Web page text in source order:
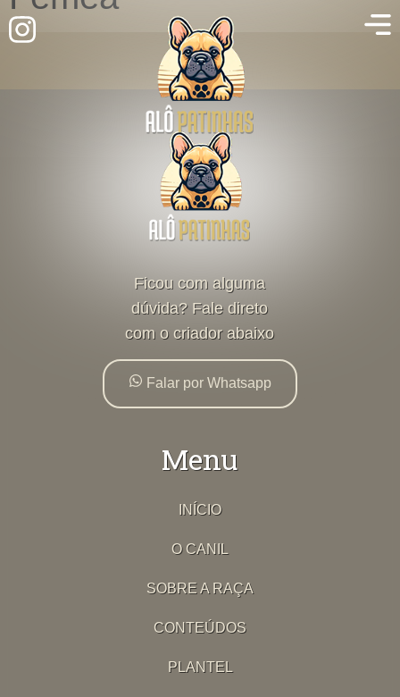
Ficou com alguma
dúvida? Fale direto
com o criador abaixo
Falar por Whatsapp
Menu
INÍCIO
O CANIL
SOBRE A RAÇA
CONTEÚDOS
PLANTEL